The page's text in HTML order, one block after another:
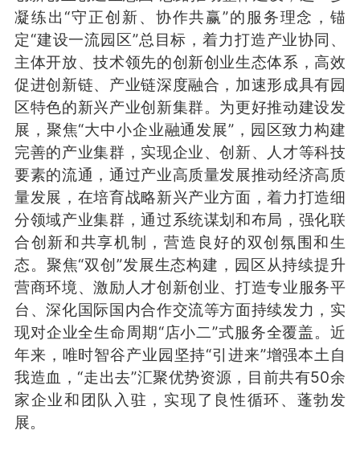
凝练出“守正创新、协作共赢”的服务理念，锚
定“建设一流园区”总目标，着力打造产业协同、
主体开放、技术领先的创新创业生态体系，高效
促进创新链、产业链深度融合，加速形成具有园
区特色的新兴产业创新集群。为更好推动建设发
展，聚焦“大中小企业融通发展”，园区致力构建
完善的产业集群，实现企业、创新、人才等科技
要素的流通，通过产业高质量发展推动经济高质
量发展，在培育战略新兴产业方面，着力打造细
分领域产业集群，通过系统谋划和布局，强化联
合创新和共享机制，营造良好的双创氛围和生
态。聚焦“双创”发展生态构建，园区从持续提升
营商环境、激励人才创新创业、打造专业服务平
台、深化国际国内合作交流等方面持续发力，实
现对企业全生命周期“店小二”式服务全覆盖。近
年来，唯时智谷产业园坚持“引进来”增强本土自
我造血，“走出去”汇聚优势资源，目前共有50余
家企业和团队入驻，实现了良性循环、蓬勃发
展。